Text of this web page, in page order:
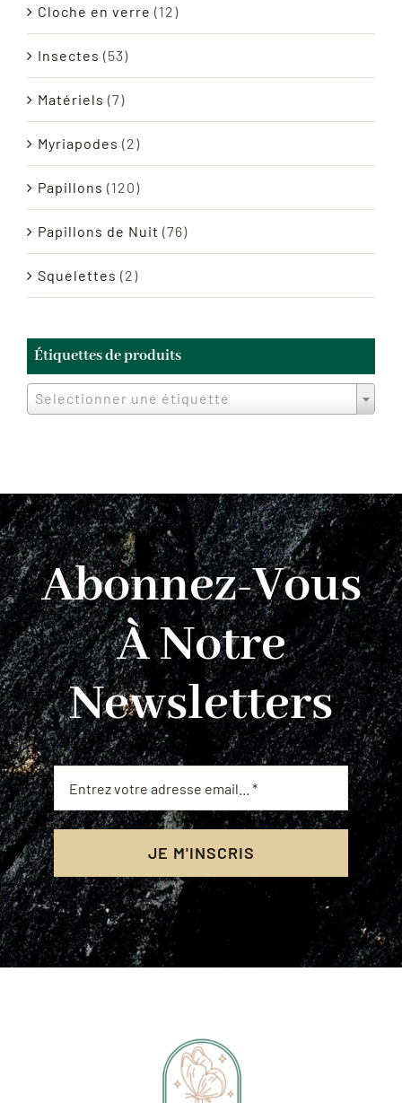
Cloche en verre (12)
Insectes (53)
Matériels (7)
Myriapodes (2)
Papillons (120)
Papillons de Nuit (76)
Squelettes (2)
Étiquettes de produits
Selectionner une étiquette
Abonnez-Vous
À Notre
Newsletters
JE M'INSCRIS